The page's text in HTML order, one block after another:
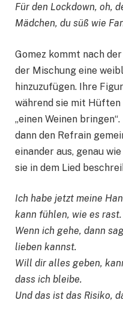
Für den Lockdown, oh,
Mädchen, du süß wie
Gomez kommt nach
der Mischung eine
hinzuzufügen. Ihre
während sie mit Hüften
„einen Weinen
dann den Refrain
einander aus, genau
sie in dem Lied
Ich habe jetzt meine
kann fühlen, wie es rast.
Wenn ich gehe, dann
lieben kannst.
Will dir alles geben,
dass ich bleibe.
Und das ist das Risiko,